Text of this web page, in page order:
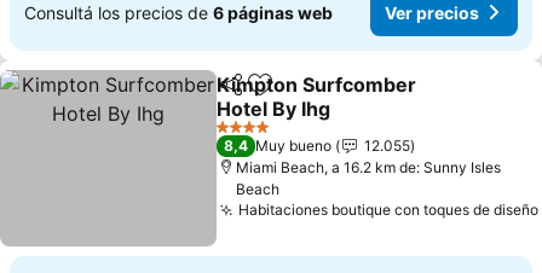
Consultá los precios de 6 páginas web Ver precios
CompartirAñadir a favoritos
Kimpton Surfcomber
Hotel By Ihg
4 Estrellas
8,4 Muy bueno
12.055
Miami Beach, a 16.2 km de: Sunny Isles
Beach
Habitaciones boutique con toques de diseño